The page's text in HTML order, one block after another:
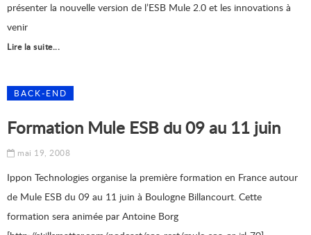
présenter la nouvelle version de l’ESB Mule 2.0 et les innovations à
venir
Lire la suite...
BACK-END
Formation Mule ESB du 09 au 11 juin
mai 19, 2008
Ippon Technologies organise la première formation en France autour
de Mule ESB du 09 au 11 juin à Boulogne Billancourt. Cette
formation sera animée par Antoine Borg